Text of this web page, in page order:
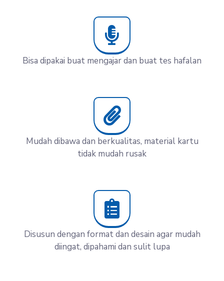
Bisa dipakai buat mengajar dan buat tes hafalan
Mudah dibawa dan berkualitas, material kartu
tidak mudah rusak
Disusun dengan format dan desain agar mudah
diingat, dipahami dan sulit lupa